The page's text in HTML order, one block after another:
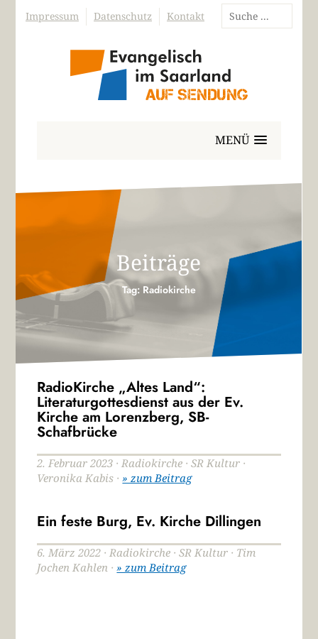
Impressum Datenschutz Kontakt
MENÜ
Beiträge
Tag: Radiokirche
RadioKirche „Altes Land“:
Literaturgottesdienst aus der Ev.
Kirche am Lorenzberg, SB-
Schafbrücke
2. Februar 2023 · Radiokirche · SR Kultur ·
Veronika Kabis ·» zum Beitrag
Ein feste Burg, Ev. Kirche Dillingen
6. März 2022 · Radiokirche · SR Kultur · Tim
Jochen Kahlen ·» zum Beitrag